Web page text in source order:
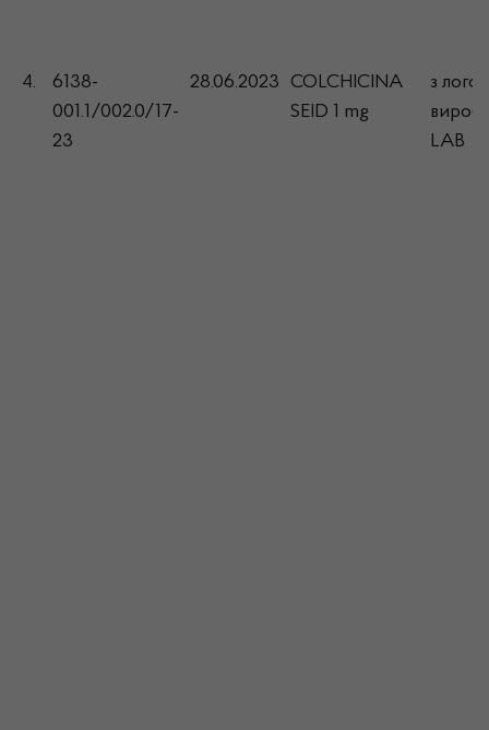
4.
6138-
001.1/002.0/17-
23
28.06.2023
COLCHICINA
SEID 1 mg
з
LAB